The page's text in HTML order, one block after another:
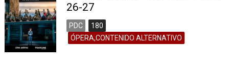
26-27
PDC
180
ÓPERA,CONTENIDO ALTERNATIVO